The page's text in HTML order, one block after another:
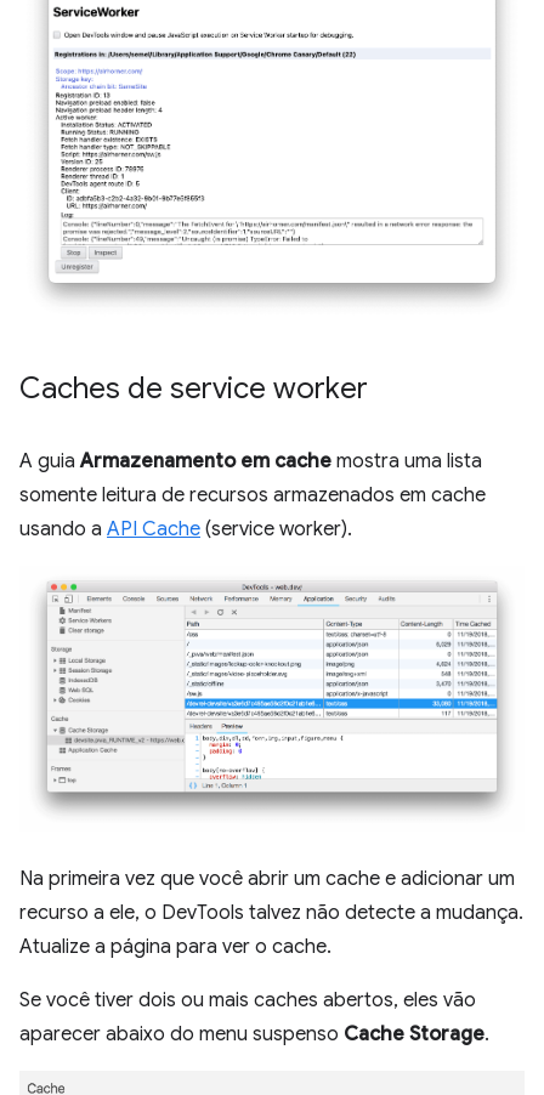
Caches de service worker
A guiaArmazenamento em cache mostra uma lista
somente leitura de recursos armazenados em cache
usando a API Cache (service worker).
Na primeira vez que você abrir um cache e adicionar um
recurso a ele, o DevTools talvez não detecte a mudança.
Atualize a página para ver o cache.
Se você tiver dois ou mais caches abertos, eles vão
aparecer abaixo do menu suspenso Cache Storage.